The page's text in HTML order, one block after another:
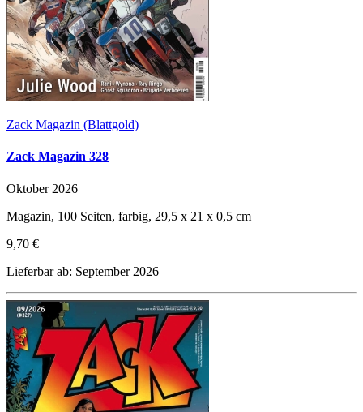
Zack Magazin (Blattgold)
Zack Magazin 328
Oktober 2026
Magazin, 100 Seiten, farbig, 29,5 x 21 x 0,5 cm
9,70 €
Lieferbar ab: September 2026